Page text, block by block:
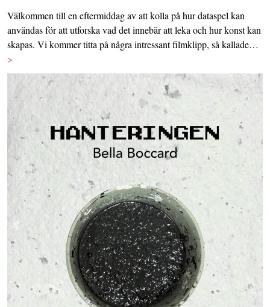
Välkommen till en eftermiddag av att kolla på hur dataspel kan
användas för att utforska vad det innebär att leka och hur konst kan
skapas. Vi kommer titta på några intressant filmklipp, så kallade…
>